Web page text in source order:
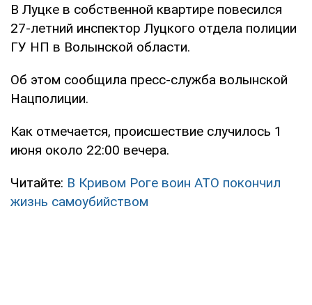
В Луцке в собственной квартире повесился
27-летний инспектор Луцкого отдела полиции
ГУ НП в Волынской области.
Об этом сообщила пресс-служба волынской
Нацполиции.
Как отмечается, происшествие случилось 1
июня около 22:00 вечера.
Читайте: В Кривом Роге воин АТО покончил
жизнь самоубийством